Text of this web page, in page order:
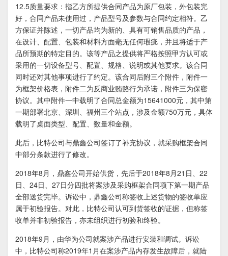
12.5质量要求：指乙方所提供合同产品为原厂包装，外包装完
好，合同产品未使用过，产品型号及参数与合同约定相符。乙
方保证并陈述，一切产品均为新的、具有可销售品质的产品，
在设计、配置、包装和材料方面毫无任何瑕疵，并且将适于产
品所预期的特定目的。该等产品之提供将严格按照甲方认可或
采用的一切设备型号、配置、规格、说明或其他要求。该合同
同时还对其他事项进行了约定。该合同后附三个附件，附件一
为框架价格表，附件二为反商业贿赂行为承诺，附件三为保密
协议。其中附件一中载明了合同总金额为15641000元，其中第
一期部署北京、深圳、福州三个站点，涉及金额750万元，具体
载明了桌面类型、配置、数量和金额。
此后，比特公司与鼎鑫公司签订了补充协议，就采购框架合同
中部分条款进行了修改。
2018年8月，鼎鑫公司开始供货，先后于2018年8月21日、22
日、24日、27日分四批将案涉及采购框架合同项下第一期产品
全部送货完毕。诉讼中，鼎鑫公司称签收上述货物的签收单应
属于初验报告。对此，比特公司认可到货签收的证据，但称签
收单并非初验报告，亦未组织进行初验和终验。
2018年9月，由华为公司就案涉产品进行安装和调试。诉讼
中，比特公司称2019年1月在案涉产品内存发生故障后，就陆